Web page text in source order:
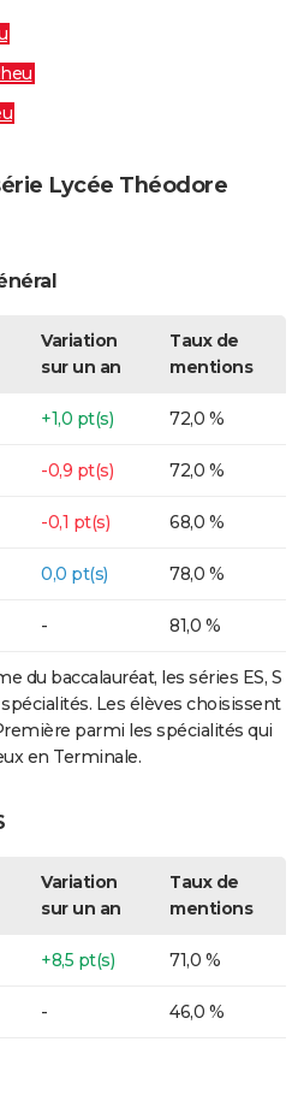
Lycée Théodore
Variation
sur un an
Taux de
mentions
+1,0 pt(s) 72,0 %
-0,9 pt(s) 72,0 %
-0,1 pt(s) 68,0 %
0,0 pt(s) 78,0 %
- 81,0 %
du baccalauréat, les séries ES, S
Les élèves choisissent
parmi les spécialités qui
en Terminale.
Variation
sur un an
Taux de
mentions
+8,5 pt(s) 71,0 %
- 46,0 %